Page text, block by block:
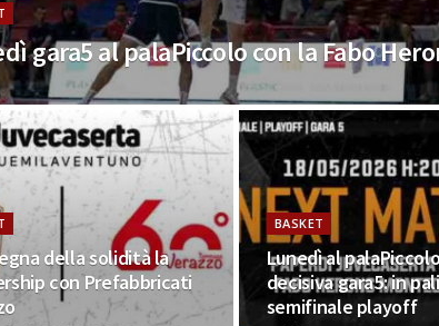
gara5 al palaPiccolo con la Fabo
della solidità la
con Prefabbricati
BASKET
Lunedì al
decisiva gara5: in
semifinale playoff